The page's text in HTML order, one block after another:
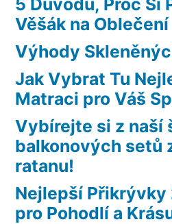
Věšák na Oblečení
Výhody
Jak Vybrat Tu
Matraci pro Váš
Vybírejte si z naší
balkonových setů
ratanu!
Nejlepší
pro Pohodlí a